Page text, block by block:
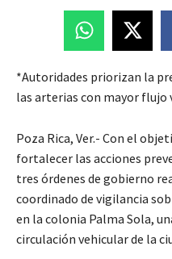
*Autoridades priorizan la
las arterias con mayor flujo
Poza Rica, Ver.- Con el
fortalecer las acciones
tres órdenes de gobierno
coordinado de vigilancia
en la colonia Palma Sola,
circulación vehicular de la